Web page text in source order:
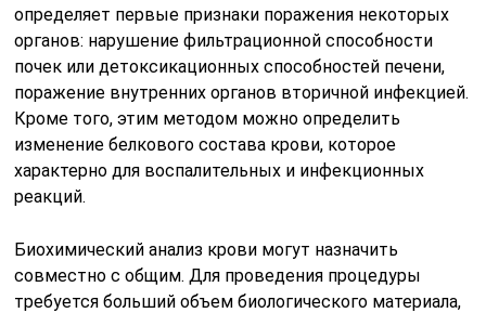
определяет первые признаки поражения некоторых
органов: нарушение фильтрационной способности
почек или детоксикационных способностей печени,
поражение внутренних органов вторичной инфекцией.
Кроме того, этим методом можно определить
изменение белкового состава крови, которое
характерно для воспалительных и инфекционных
реакций.
Биохимический анализ крови могут назначить
совместно с общим. Для проведения процедуры
требуется больший объем биологического материала,